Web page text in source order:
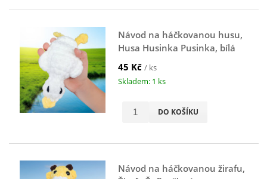
Návod na háčkovanou husu,
Husa Husinka Pusinka, bílá
45 Kč / ks
Skladem: 1 ks
DO KOŠÍKU
Návod na háčkovanou žirafu,